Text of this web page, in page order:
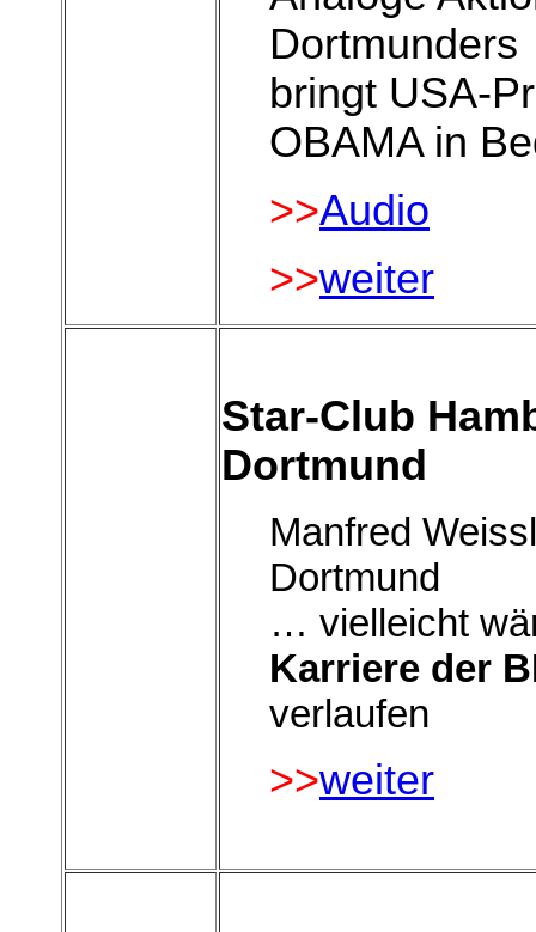
Dortmunders
bringt USA-
OBAMA in
>>Audio
>>weiter
Star-Club
Dortmund
Manfred
Dortmund
… vielleicht
Karriere der
verlaufen
>>weiter